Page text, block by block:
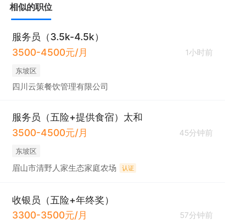
相似的职位
服务员（3.5k-4.5k）
3500-4500元/月
1小时前
东坡区
四川云策餐饮管理有限公司
服务员（五险+提供食宿）太和
3500-4500元/月
45分钟前
东坡区
眉山市清野人家生态家庭农场 认证
收银员（五险+年终奖）
3300-3500元/月
57分钟前